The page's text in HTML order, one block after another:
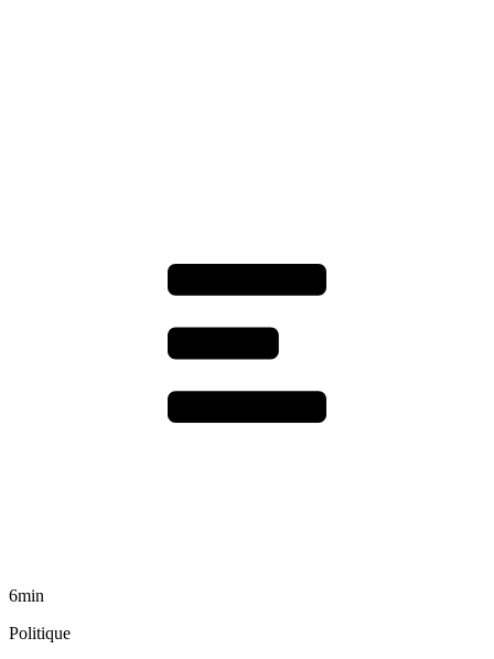
6min
Politique